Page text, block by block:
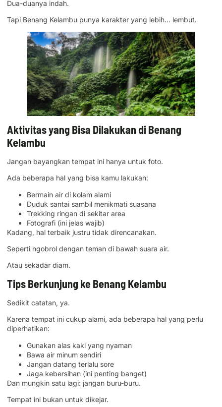
Dua-duanya indah.
Tapi Benang Kelambu punya karakter yang lebih… lembut.
Aktivitas yang Bisa Dilakukan di Benang
Kelambu
Jangan bayangkan tempat ini hanya untuk foto.
Ada beberapa hal yang bisa kamu lakukan:
Bermain air di kolam alami
Duduk santai sambil menikmati suasana
Trekking ringan di sekitar area
Fotografi (ini jelas wajib)
Kadang, hal terbaik justru tidak direncanakan.
Seperti ngobrol dengan teman di bawah suara air.
Atau sekadar diam.
Tips Berkunjung ke Benang Kelambu
Sedikit catatan, ya.
Karena tempat ini cukup alami, ada beberapa hal yang perlu
diperhatikan:
Gunakan alas kaki yang nyaman
Bawa air minum sendiri
Jangan datang terlalu sore
Jaga kebersihan (ini penting banget)
Dan mungkin satu lagi: jangan buru-buru.
Tempat ini bukan untuk dikejar.